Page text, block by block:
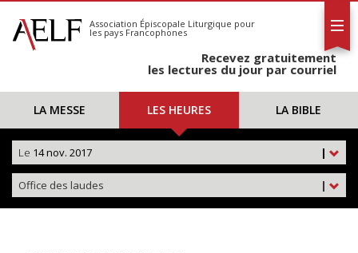
S'abonner
Calendrier
Association Épiscopale Liturgique pour
les pays Francophones
Recevez gratuitement
les lectures du jour par courriel
LA MESSE LES HEURES LA BIBLE
|
Le 14 nov. 2017
|
Office des laudes